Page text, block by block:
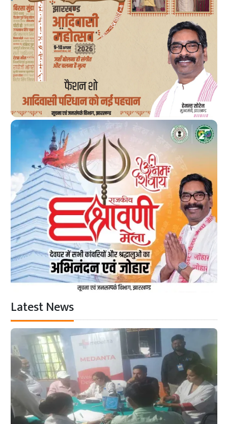
Latest News